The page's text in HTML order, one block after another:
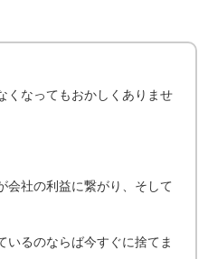
くなってもおかしくありませ
会社の利益に繋がり、そして
いるのならば今すぐに捨てま